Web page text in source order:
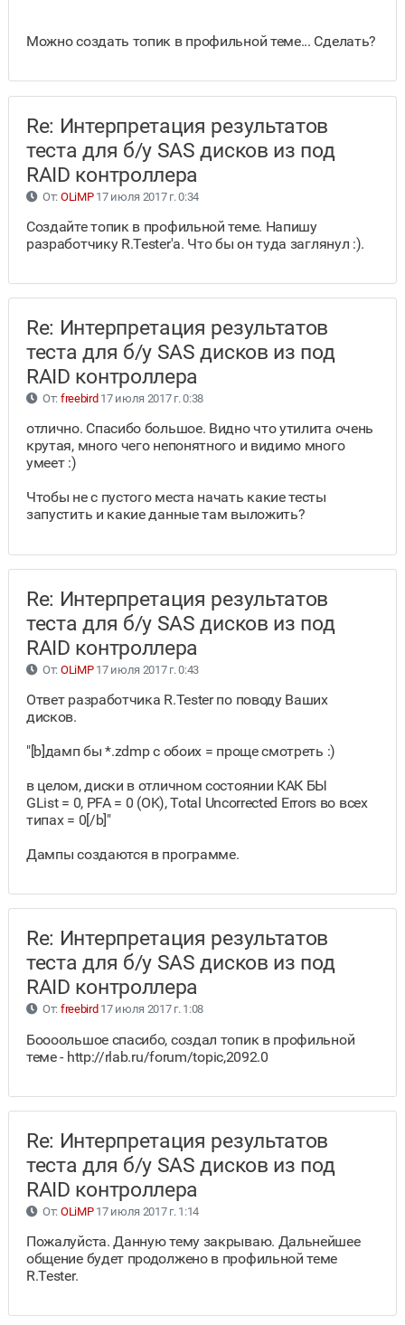
Можно создать топик в профильной теме... Сделать?
Re: Интерпретация результатов
теста для б/у SAS дисков из под
RAID контроллера
От: OLiMP17 июля 2017 г. 0:34
Создайте топик в профильной теме. Напишу
разработчику R.Tester'а. Что бы он туда заглянул :).
Re: Интерпретация результатов
теста для б/у SAS дисков из под
RAID контроллера
От: freebird 17 июля 2017 г. 0:38
отлично. Спасибо большое. Видно что утилита очень
крутая, много чего непонятного и видимо много
умеет :)
Чтобы не с пустого места начать какие тесты
запустить и какие данные там выложить?
Re: Интерпретация результатов
теста для б/у SAS дисков из под
RAID контроллера
От: OLiMP17 июля 2017 г. 0:43
Ответ разработчика R.Tester по поводу Ваших
дисков.
"[b]дамп бы *.zdmp с обоих = проще смотреть :)
в целом, диски в отличном состоянии КАК БЫ
GList = 0, PFA = 0 (OK), Total Uncorrected Errors во всех
типах = 0[/b]"
Дампы создаются в программе.
Re: Интерпретация результатов
теста для б/у SAS дисков из под
RAID контроллера
От: freebird 17 июля 2017 г. 1:08
Боооольшое спасибо, создал топик в профильной
теме - http://rlab.ru/forum/topic,2092.0
Re: Интерпретация результатов
теста для б/у SAS дисков из под
RAID контроллера
От: OLiMP17 июля 2017 г. 1:14
Пожалуйста. Данную тему закрываю. Дальнейшее
общение будет продолжено в профильной теме
R.Tester.